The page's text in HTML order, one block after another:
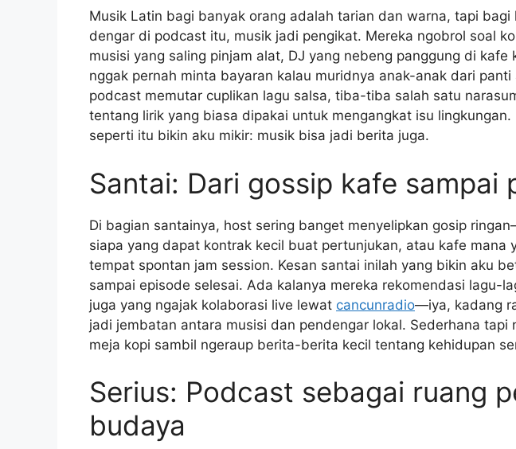
Musik Latin bagi banyak orang adalah tarian dan warna, tapi bagi
dengar di podcast itu, musik jadi pengikat. Mereka ngobrol soal
musisi yang saling pinjam alat, DJ yang nebeng panggung di kafe
nggak pernah minta bayaran kalau muridnya anak-anak dari panti
podcast memutar cuplikan lagu salsa, tiba-tiba salah satu
tentang lirik yang biasa dipakai untuk mengangkat isu lingkungan.
seperti itu bikin aku mikir: musik bisa jadi berita juga.
Santai: Dari gossip kafe sampai
Di bagian santainya, host sering banget menyelipkan gosip
siapa yang dapat kontrak kecil buat pertunjukan, atau kafe mana
tempat spontan jam session. Kesan santai inilah yang bikin aku
sampai episode selesai. Ada kalanya mereka rekomendasi lagu-
juga yang ngajak kolaborasi live lewat cancunradio—iya, kadang
jadi jembatan antara musisi dan pendengar lokal. Sederhana tapi
meja kopi sambil ngeraup berita-berita kecil tentang kehidupan
Serius: Podcast sebagai ruang
budaya